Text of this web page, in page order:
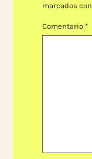
marcados con
Comentario *